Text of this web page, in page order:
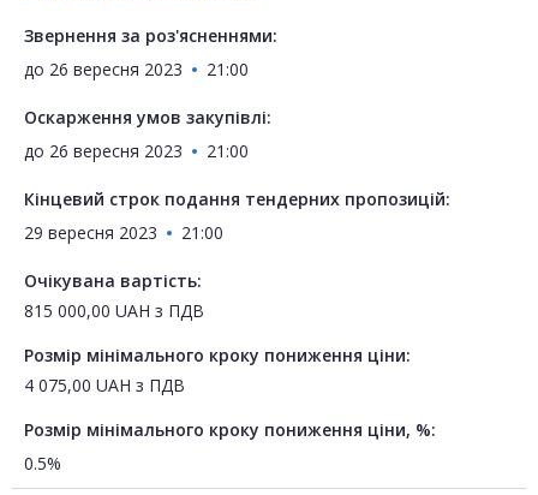
Звернення за роз'ясненнями:
до 26 вересня 2023 21:00
Оскарження умов закупівлі:
до 26 вересня 2023 21:00
Кінцевий строк подання тендерних пропозицій:
29 вересня 2023
21:00
Очікувана вартість:
815 000,00 UAH з ПДВ
Розмір мінімального кроку пониження ціни:
4 075,00 UAH з ПДВ
Розмір мінімального кроку пониження ціни, %:
0.5%